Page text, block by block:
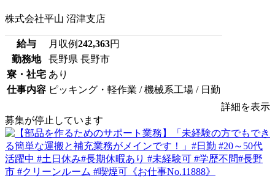
株式会社平山 沼津支店
給与 月収例242,363円
勤務地
長野県 長野市
寮・社宅 あり
仕事内容 ピッキング・軽作業 / 機械系工場 / 日勤
詳細を表示
募集が停止しています